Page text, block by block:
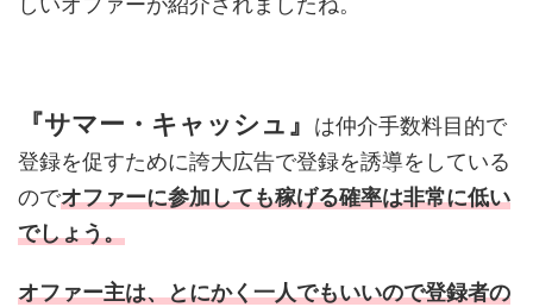
『サマー・キャッシュ』
は仲介手数料目的で
登録を促すために誇大広告で登録を誘導をしている
のでオファーに参加しても稼げる確率は非常に低い
でしょう。
オファー主は、とにかく一人でもいいので登録者の